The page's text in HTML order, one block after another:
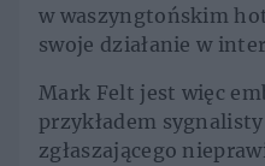
w waszyngtońskim
swoje działanie w
Mark Felt jest więc
przykładem
zgłaszającego